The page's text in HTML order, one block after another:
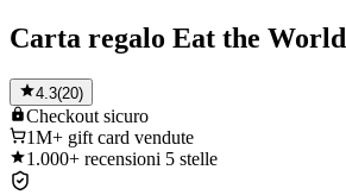
Carta regalo Eat the World
4.3(20)
Checkout sicuro
1M+ gift card vendute
1.000+ recensioni 5 stelle